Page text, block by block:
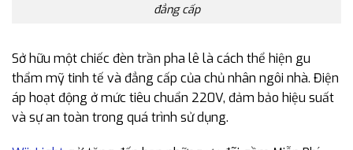
đẳng cấp
Sở hữu một chiếc đèn trần pha lê là cách thể hiện gu
thẩm mỹ tinh tế và đẳng cấp của chủ nhân ngôi nhà. Điện
áp hoạt động ở mức tiêu chuẩn 220V, đảm bảo hiệu suất
và sự an toàn trong quá trình sử dụng.